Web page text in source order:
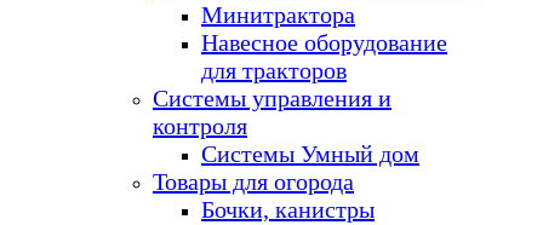
Минитрактора
Навесное оборудование
для тракторов
Системы управления и
контроля
Системы Умный дом
Товары для огорода
Бочки, канистры